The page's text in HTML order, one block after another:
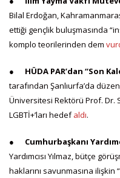
Bilal Erdoğan,
ettiği gençlik buluşmasında
komplo teorilerinden dem
● HÜDA PAR’dan “Son
tarafından Şanlıurfa’da
Üniversitesi Rektörü Prof. Dr.
LGBTİ+’ları hedefaldı.
● Cumhurbaşkanı
Yardımcısı Yılmaz, bütçe
haklarını savunmasına